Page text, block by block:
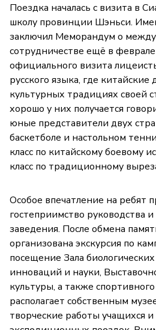
Поездка началась с визита в
школу провинции Шэньси.
заключил Меморандум о
сотрудничестве ещё в
официального визита
русского языка, где китайские
культурных традициях своей
хорошо у них получается
юные представители двух
баскетболе и настольном
класс по китайскому боевому
класс по традиционному
Особое впечатление на ребят
гостеприимство руководства
заведения. После обмена
организована экскурсия по
посещение Зала
инноваций и науки,
культуры, а также
располагает собственным
творческие работы учащихся